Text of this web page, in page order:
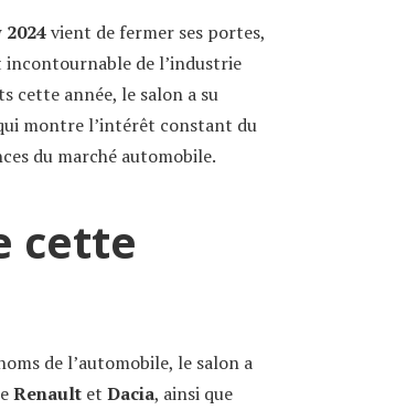
vient de fermer ses portes,
incontournable de l’industrie
cette année, le salon a su
montre l’intérêt constant du
du marché automobile.
cette
de l’automobile, le salon a
Renault et Dacia, ainsi que